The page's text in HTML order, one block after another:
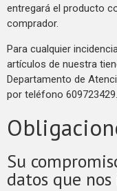
entregará el producto
comprador.
Para cualquier
artículos de nuestra
Departamento de
por teléfono 609723429.
Su
datos que